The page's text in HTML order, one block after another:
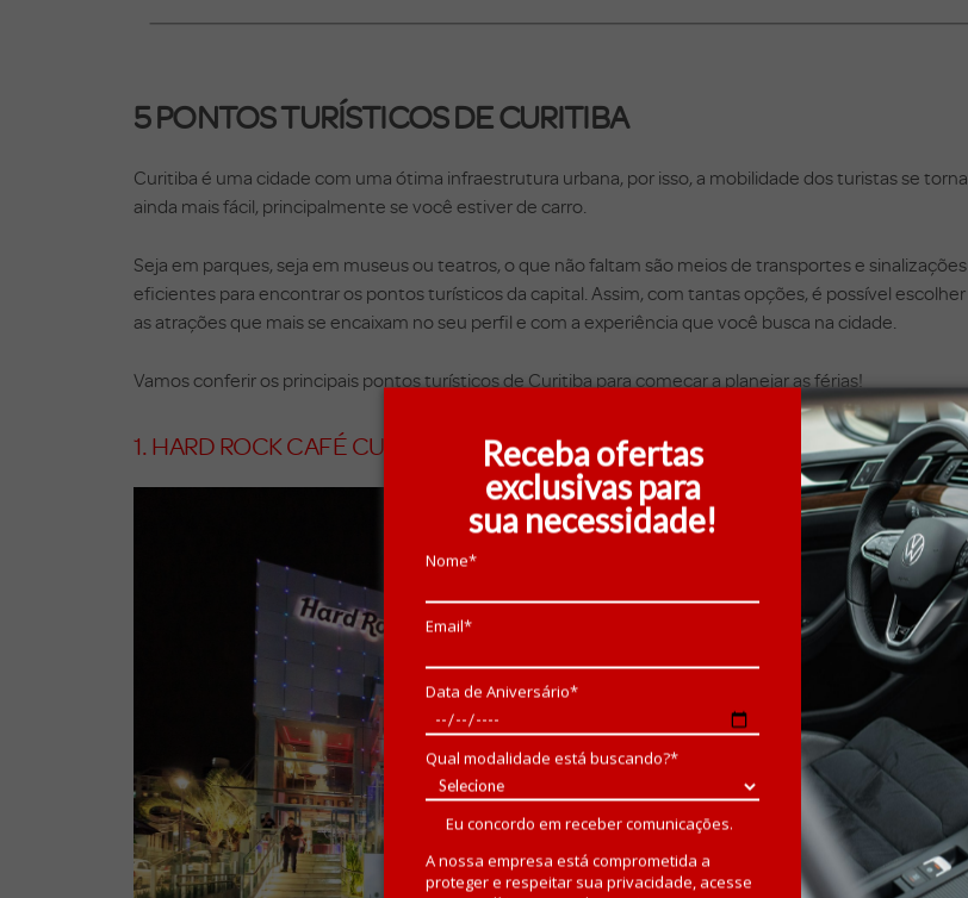
Receba ofertas
exclusivas para
sua necessidade!
Nome*
Email*
Data de Aniversário*
Qual modalidade está buscando?*
Eu concordo em receber comunicações.
A nossa empresa está comprometida a
proteger e respeitar sua privacidade, acesse
5 PONTOS TURÍSTICOS DE CURITIBA
Curitiba é uma cidade com uma ótima infraestrutura urbana, por isso, a mobilidade dos turistas se torna
ainda mais fácil, principalmente se você estiver de carro.
Seja em parques, seja em museus ou teatros, o que não faltam são meios de transportes e sinalizações
eficientes para encontrar os pontos turísticos da capital. Assim, com tantas opções, é possível escolher
as atrações que mais se encaixam no seu perfil e com a experiência que você busca na cidade.
Vamos conferir os principais pontos turísticos de Curitiba para começar a planejar as férias!
1. HARD ROCK CAFÉ CURITIBA